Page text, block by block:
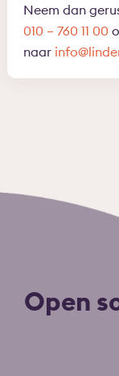
Neem dan
010 – 760 11 00
naar
Open